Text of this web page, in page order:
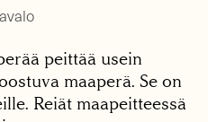
peittää usein
maaperä. Se on
Reiät maapeitteessä